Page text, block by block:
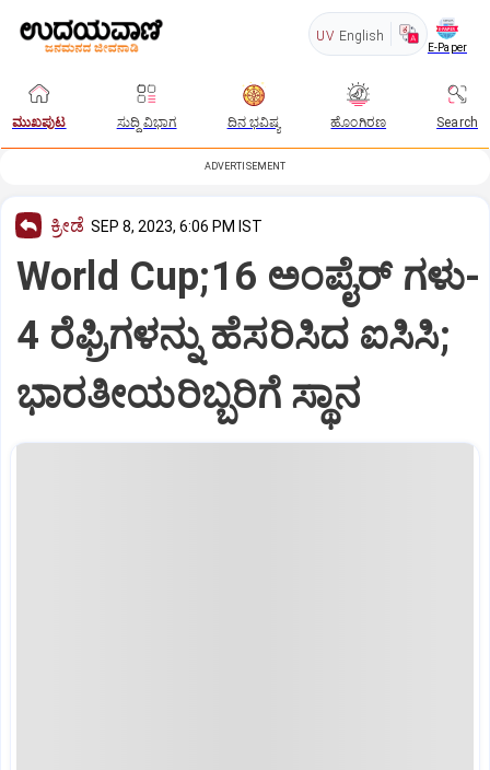
UV English
E-Paper
ಮುಖಪುಟ ಸುದ್ದಿ ವಿಭಾಗ ದಿನ ಭವಿಷ್ಯ ಹೊಂಗಿರಣ Search
ADVERTISEMENT
ಕ್ರೀಡೆ SEP 8, 2023, 6:06 PM IST
World Cup;16 ಅಂಪೈರ್ ಗಳು-
4 ರೆಫ್ರಿಗಳನ್ನು ಹೆಸರಿಸಿದ ಐಸಿಸಿ;
ಭಾರತೀಯರಿಬ್ಬರಿಗೆ ಸ್ಥಾನ